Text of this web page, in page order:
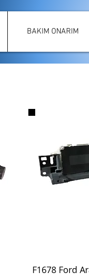
BAKIM ONARIM
F1678 Ford